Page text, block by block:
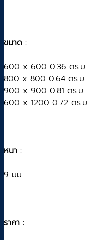
ขนาด :
600 x 600 0.36 ตร.ม.
800 x 800 0.64 ตร.ม.
900 x 900 0.81 ตร.ม.
600 x 1200 0.72 ตร.ม.
หนา :
9 มม.
ราคา :